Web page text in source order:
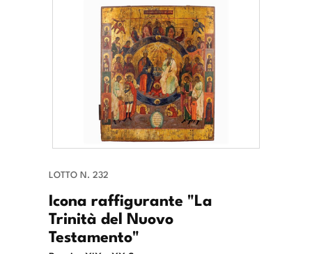
LOTTO N. 232
Icona raffigurante "La
Trinità del Nuovo
Testamento"